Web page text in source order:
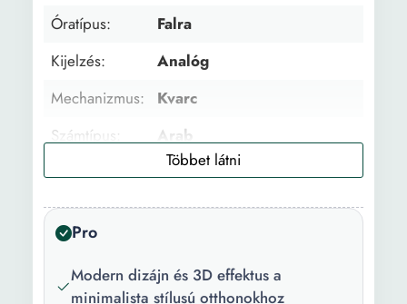
Óratípus:
Falra
Kijelzés:
Analóg
Mechanizmus:
Kvarc
Számtípus:
Arab
Szín:
Fekete
Átmérő:
130 cm 60 cm
Pro
Modern dizájn és 3D effektus a
minimalista stílusú otthonokhoz